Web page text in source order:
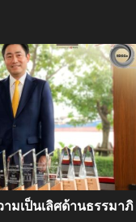
มเป็นเลิศด้านธรรมาภิ